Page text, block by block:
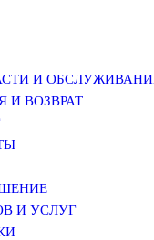
И
И ВОЗВРАТ
И УСЛУГ